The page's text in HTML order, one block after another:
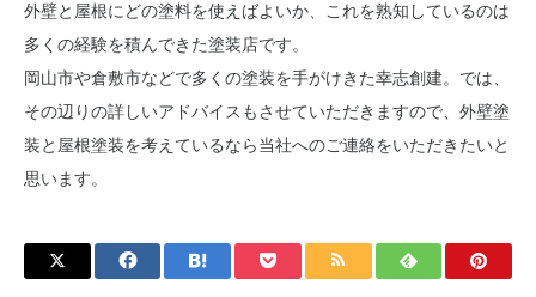
外壁と屋根にどの塗料を使えばよいか、これを熟知しているのは
多くの経験を積んできた塗装店です。
岡山市や倉敷市などで多くの塗装を手がけきた幸志創建。では、
その辺りの詳しいアドバイスもさせていただきますので、外壁塗
装と屋根塗装を考えているなら当社へのご連絡をいただきたいと
思います。